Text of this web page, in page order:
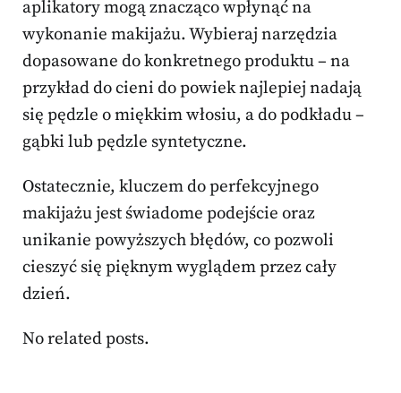
aplikatory mogą znacząco wpłynąć na
wykonanie makijażu. Wybieraj narzędzia
dopasowane do konkretnego produktu – na
przykład do cieni do powiek najlepiej nadają
się pędzle o miękkim włosiu, a do podkładu –
gąbki lub pędzle syntetyczne.
Ostatecznie, kluczem do perfekcyjnego
makijażu jest świadome podejście oraz
unikanie powyższych błędów, co pozwoli
cieszyć się pięknym wyglądem przez cały
dzień.
No related posts.